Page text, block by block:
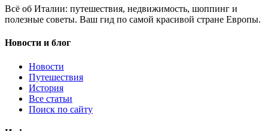
Всё об Италии: путешествия, недвижимость, шоппинг и
полезные советы. Ваш гид по самой красивой стране Европы.
Новости и блог
Новости
Путешествия
История
Все статьи
Поиск по сайту